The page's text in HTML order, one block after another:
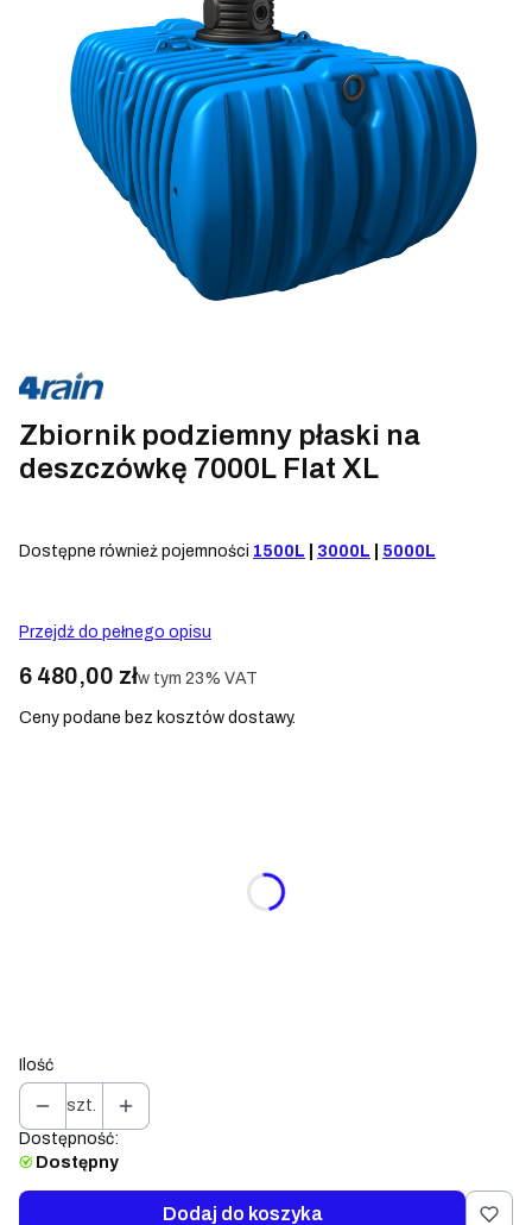
Zbiornik podziemny płaski na
deszczówkę 7000L Flat XL
Dostępne również pojemności 1500L 3000L 5000L
Przejdź do pełnego opisu
Cena
6 480,00 złw tym 23% VAT
w tym 23% VAT
Ceny podane bez kosztów dostawy.
Ilość
szt.
Dostępność:
Dostępny
Dodaj do koszyka